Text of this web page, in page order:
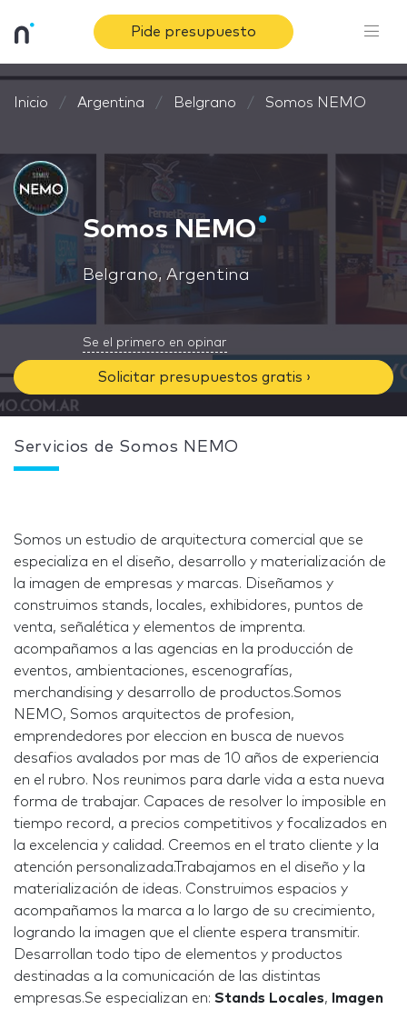
Pide presupuesto
Inicio Argentina Belgrano Somos NEMO
Somos NEMO
Belgrano, Argentina
Se el primero en opinar
Solicitar presupuestos gratis ›
Servicios de Somos NEMO
Somos un estudio de arquitectura comercial que se
especializa en el diseño, desarrollo y materialización de
la imagen de empresas y marcas. Diseñamos y
construimos stands, locales, exhibidores, puntos de
venta, señalética y elementos de imprenta.
acompañamos a las agencias en la producción de
eventos, ambientaciones, escenografías,
merchandising y desarrollo de productos.Somos
NEMO, Somos arquitectos de profesion,
emprendedores por eleccion en busca de nuevos
desafios avalados por mas de 10 años de experiencia
en el rubro. Nos reunimos para darle vida a esta nueva
forma de trabajar. Capaces de resolver lo imposible en
tiempo record, a precios competitivos y focalizados en
la excelencia y calidad. Creemos en el trato cliente y la
atención personalizada.Trabajamos en el diseño y la
materialización de ideas. Construimos espacios y
acompañamos la marca a lo largo de su crecimiento,
logrando la imagen que el cliente espera transmitir.
Desarrollan todo tipo de elementos y productos
destinadas a la comunicación de las distintas
empresas.Se especializan en: Stands Locales,
Imagen